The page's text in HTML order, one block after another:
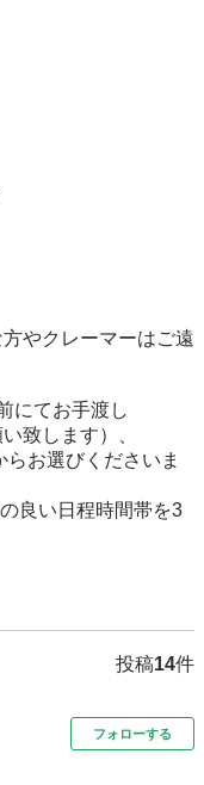
やクレーマーはご遠
にてお手渡し
致します）、
お選びくださいま
良い日程時間帯を3
投稿14件
フォローする